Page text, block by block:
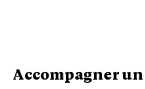
Accompagner